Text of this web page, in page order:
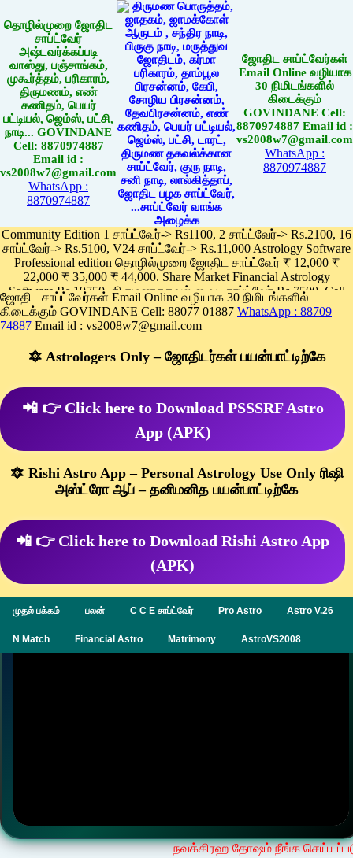
தொழில்முறை ஜோதிட
சாப்ட்வேர்
அஷ்டவர்க்கப்படி
வாஸ்து, பஞ்சாங்கம்,
முகூர்த்தம், பரிகாரம்,
திருமணம், எண்
கணிதம், பெயர்
பட்டியல், ஜெம்ஸ், பட்சி,
நாடி... GOVINDANE
Cell: 8870974887
Email id :
vs2008w7@gmail.com
WhatsApp :
8870974887
ஜோதிட சாப்ட்வேர்கள்
Email Online வழியாக
30 நிமிடங்களில்
கிடைக்கும்
GOVINDANE Cell:
8870974887 Email id :
vs2008w7@gmail.com
WhatsApp :
8870974887
Community Edition 1 சாப்ட்வேர்-> Rs1100, 2 சாப்ட்வேர்-> Rs.2100, 16
சாப்ட்வேர்-> Rs.5100, V24 சாப்ட்வேர்-> Rs.11,000 Astrology Software
Professional edition தொழில்முறை ஜோதிட சாப்ட்வேர் ₹ 12,000 ₹
22,000 ₹ 35,000 ₹ 44,000. Share Market Financial Astrology
Software Rs.19750, திருமணதகவல் மைய சாப்ட்வேர் Rs.7500, Cell
Phone App Rs. 1100
Pay online
ஜோதிட சாப்ட்வேர்கள் Email Online வழியாக 30 நிமிடங்களில்
கிடைக்கும் GOVINDANE Cell: 88077 01887 WhatsApp : 88709
74887 Email id : vs2008w7@gmail.com
🔯 Astrologers Only – ஜோதிடர்கள் பயன்பாட்டிற்கே
📲 👉 Click here to Download PSSSRF Astro
App (APK)
🔯 Rishi Astro App – Personal Astrology Use Only ரிஷி
அஸ்ட்ரோ ஆப் – தனிமனித பயன்பாட்டிற்கே
📲 👉 Click here to Download Rishi Astro App
(APK)
முதல் பக்கம் பலன் C C E சாப்ட்வேர் Pro Astro Astro V.26
N Match Financial Astro Matrimony AstroVS2008
நவக்கிரஹ தோஷம் நீங்க